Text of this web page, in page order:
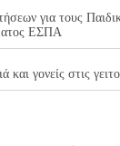
για τους
ΕΣΠΑ
και γονείς στις